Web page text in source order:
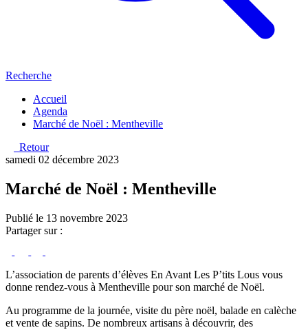
Recherche
Accueil
Agenda
Marché de Noël : Mentheville
Retour
samedi 02 décembre 2023
Marché de Noël : Mentheville
Publié le 13 novembre 2023
Partager sur :
L’association de parents d’élèves En Avant Les P’tits Lous vous
donne rendez-vous à Mentheville pour son marché de Noël.
Au programme de la journée, visite du père noël, balade en calèche
et vente de sapins. De nombreux artisans à découvrir, des